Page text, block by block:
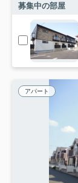
募集中の部屋
アパート